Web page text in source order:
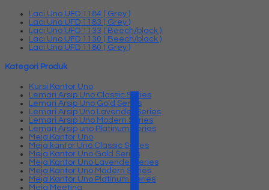
Laci Uno UFD 1184 ( Grey )
Laci Uno UFD 1183 ( Grey )
Laci Uno UFD 1133 ( Beech/black )
Laci Uno UFD 1130 ( Beech/black )
Laci Uno UFD 1180 ( Grey )
Kategori Produk
Kursi Kantor Uno
Lemari Arsip Uno Classic Series
Lemari Arsip Uno Gold Series
Lemari Arsip Uno Lavender Series
Lemari Arsip Uno Modern Series
Lemari Arsip uno Platinum Series
Meja Kantor Uno
Meja kantor Uno Classic Series
Meja Kantor Uno Gold Series
Meja Kantor Uno Lavender series
Meja Kantor Uno Modern Series
Meja Kantor Uno Platinum Series
Meja Meeting